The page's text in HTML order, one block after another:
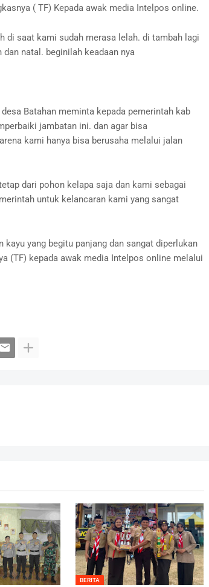
( TF) Kepada awak media Intelpos online.
di saat kami sudah merasa lelah. di tambah lagi
natal. beginilah keadaan nya
Batahan meminta kepada pemerintah kab
jambatan ini. dan agar bisa
kami hanya bisa berusaha melalui jalan
dari pohon kelapa saja dan kami sebagai
untuk kelancaran kami yang sangat
yang begitu panjang dan sangat diperlukan
(TF) kepada awak media Intelpos online melalui
BERITA